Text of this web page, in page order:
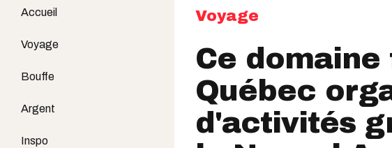
Accueil
Voyage
Bouffe
Argent
Inspo
Voyage
Ce
Québec
d'activités